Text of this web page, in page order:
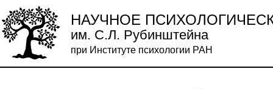
НАУЧНОЕ
им. С.Л. Рубинштейна
при Институте психологии РАН